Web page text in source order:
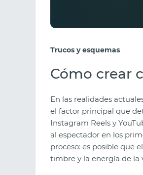
Trucos y esquemas
Cómo crear
En las realidades
el factor principal que
Instagram Reels y
al espectador en los
proceso: es posible que
timbre y la energía de la